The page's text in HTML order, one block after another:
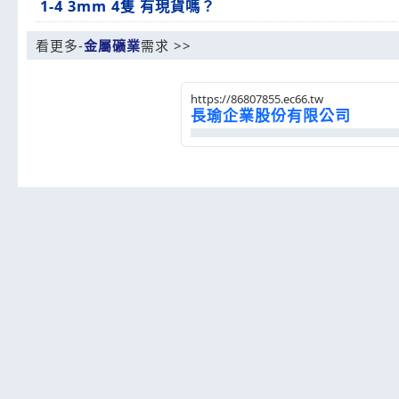
1-4 3mm 4隻 有現貨嗎？
看更多-金屬礦業需求 >>
https://86807855.ec66.tw
長瑜企業股份有限公司